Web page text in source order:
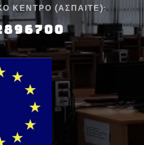
ΚΕΝΤΡΟ (ΑΣΠΑΙΤΕ):